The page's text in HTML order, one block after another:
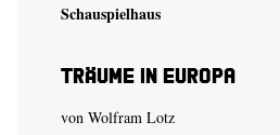
Schauspielhaus
Träume in Europa
von Wolfram Lotz